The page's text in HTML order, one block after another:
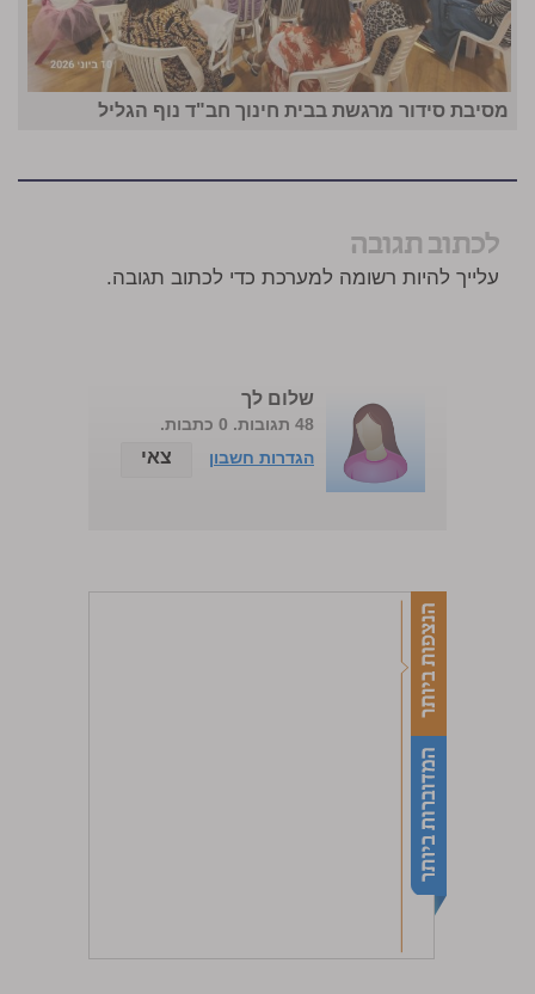
מסיבת סידור מרגשת בבית חינוך חב"ד נוף הגליל
לכתוב תגובה
עלייך להיות רשומה למערכת כדי לכתוב תגובה.
שלום לך
48 תגובות. 0 כתבות.
הגדרות חשבון
צאי